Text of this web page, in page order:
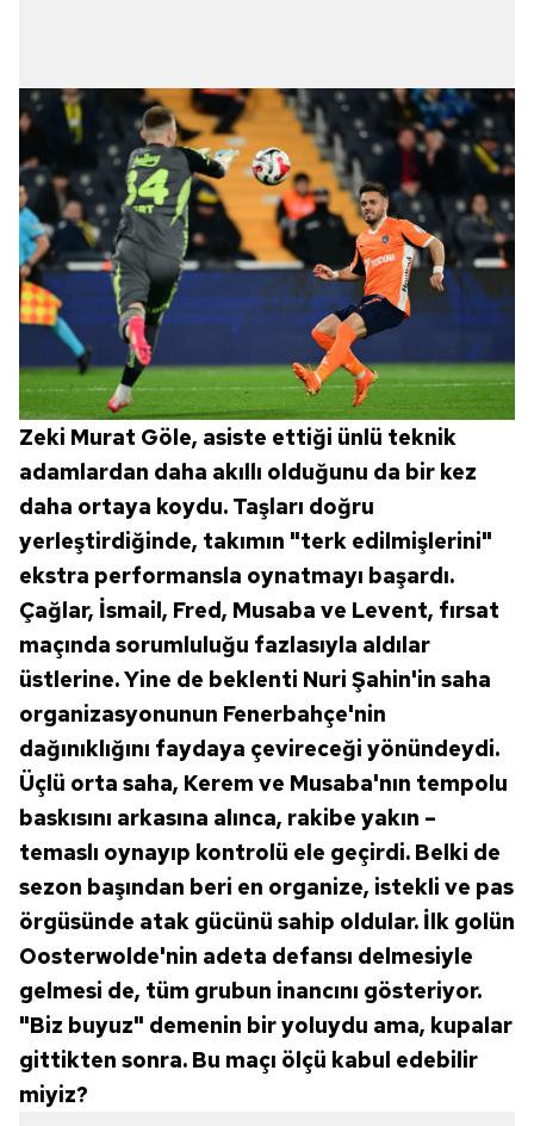
Zeki Murat Göle, asiste ettiği ünlü teknik
adamlardan daha akıllı olduğunu da bir kez
daha ortaya koydu. Taşları doğru
yerleştirdiğinde, takımın "terk edilmişlerini"
ekstra performansla oynatmayı başardı.
Çağlar, İsmail, Fred, Musaba ve Levent, fırsat
maçında sorumluluğu fazlasıyla aldılar
üstlerine. Yine de beklenti Nuri Şahin'in saha
organizasyonunun Fenerbahçe'nin
dağınıklığını faydaya çevireceği yönündeydi.
Üçlü orta saha, Kerem ve Musaba'nın tempolu
baskısını arkasına alınca, rakibe yakın –
temaslı oynayıp kontrolü ele geçirdi. Belki de
sezon başından beri en organize, istekli ve pas
örgüsünde atak gücünü sahip oldular. İlk golün
Oosterwolde'nin adeta defansı delmesiyle
gelmesi de, tüm grubun inancını gösteriyor.
"Biz buyuz" demenin bir yoluydu ama, kupalar
gittikten sonra. Bu maçı ölçü kabul edebilir
miyiz?